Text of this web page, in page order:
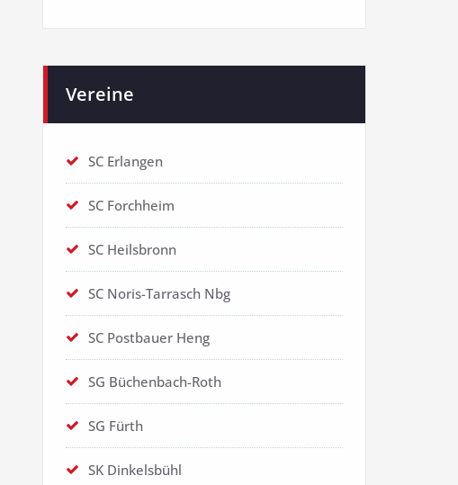
Vereine
SC Erlangen
SC Forchheim
SC Heilsbronn
SC Noris-Tarrasch Nbg
SC Postbauer Heng
SG Büchenbach-Roth
SG Fürth
SK Dinkelsbühl